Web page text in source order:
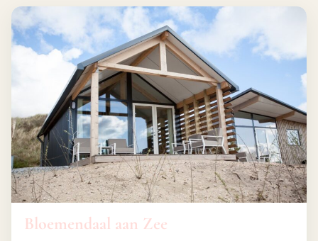
Bloemendaal aan Zee